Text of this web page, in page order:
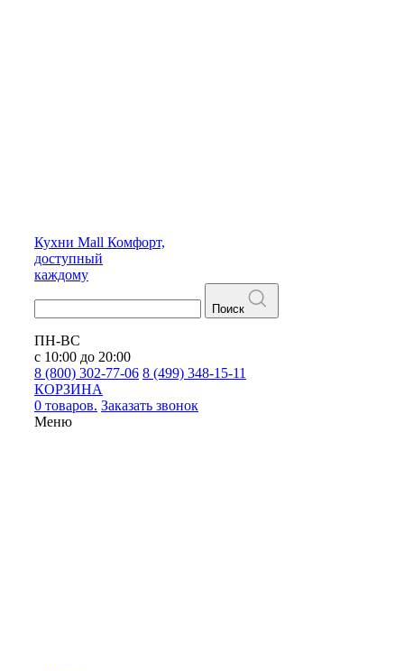
Кухни Mall Комфорт,
доступный
каждому
Поиск
ПН-ВС
с 10:00 до 20:00
8 (800) 302-77-06 8 (499) 348-15-11
КОРЗИНА
0 товаров. Заказать звонок
Меню